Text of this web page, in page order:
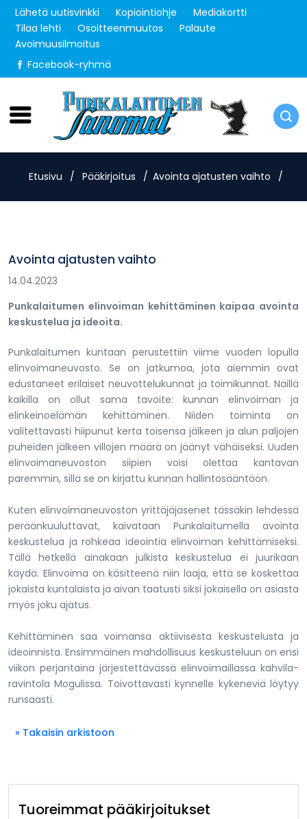
Lähetä uutisvinkki Kopiointiohje
Mediakortti
Tilaa lehti
Osoitteenmuutos
Palaute
Avoimuusilmoitus
Facebook-ryhmä
Sunnuntai 9.8.2026
Etusivu / Pääkirjoitus / Avointa ajatusten vaihto /
Avointa ajatusten vaihto
14.04.2023
Punkalaitumen elinvoiman kehittäminen kaipaa avointa
keskustelua ja ideoita.
Punkalaitumen kuntaan perustettiin viime vuoden lopulla
elinvoimaneuvosto. Se on jatkumoa, jota aiemmin ovat
edustaneet erilaiset neuvottelukunnat ja toimikunnat. Näillä
kaikilla on ollut sama tavoite: kunnan elinvoiman ja
elinkeinoelämän kehittäminen. Niiden toiminta on
valitettavasti hiipunut kerta toisensa jälkeen ja alun paljojen
puheiden jälkeen villojen määrä on jäänyt vähäiseksi. Uuden
elinvoimaneuvoston siipien voisi olettaa kantavan
paremmin, sillä se on kirjattu kunnan hallintosääntöön.
Kuten elinvoimaneuvoston yrittäjäjäsenet tässäkin lehdessä
peräänkuuluttavat, kaivataan Punkalaitumella avointa
keskustelua ja rohkeaa ideointia elinvoiman kehittämiseksi.
Tällä hetkellä ainakaan julkista keskustelua ei juurikaan
käydä. Elinvoima on käsitteenä niin laaja, että se koskettaa
jokaista kuntalaista ja aivan taatusti siksi jokaisella on asiasta
myös joku ajatus.
Kehittäminen saa voimansa aktiivisesta keskustelusta ja
ideoinnista. Ensimmäinen mahdollisuus keskusteluun on ensi
viikon perjantaina järjestettävässä elinvoimaillassa kahvila-
ravintola Mogulissa. Toivottavasti kynnelle kykeneviä löytyy
runsaasti.
» Takaisin arkistoon
Tuoreimmat pääkirjoitukset